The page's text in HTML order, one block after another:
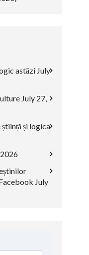
astăzi July
July 27,
și logica
July